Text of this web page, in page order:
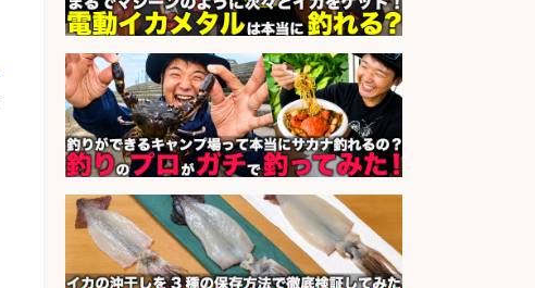
精肉・青果・鮮魚販売/「志布志
市」お魚のカットや商品の陳列スタ
ッフ/志布志市/「時給1,150円〜」/
未経験歓迎×残業少なめ×車通勤OK/
鹿児島県
会社名 株式会社ホットスタッフ鹿児島
レジ打ち/日払いOK/おさかなの三枚
おろし/新潟県/小千谷市